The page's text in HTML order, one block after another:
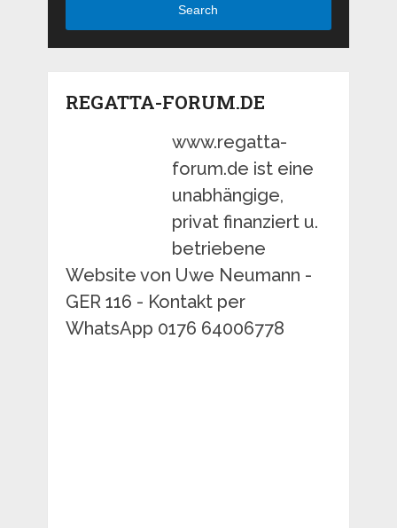
Search
REGATTA-FORUM.DE
www.regatta-
forum.de ist eine
unabhängige,
privat finanziert u.
betriebene
Website von Uwe Neumann -
GER 116 - Kontakt per
WhatsApp 0176 64006778